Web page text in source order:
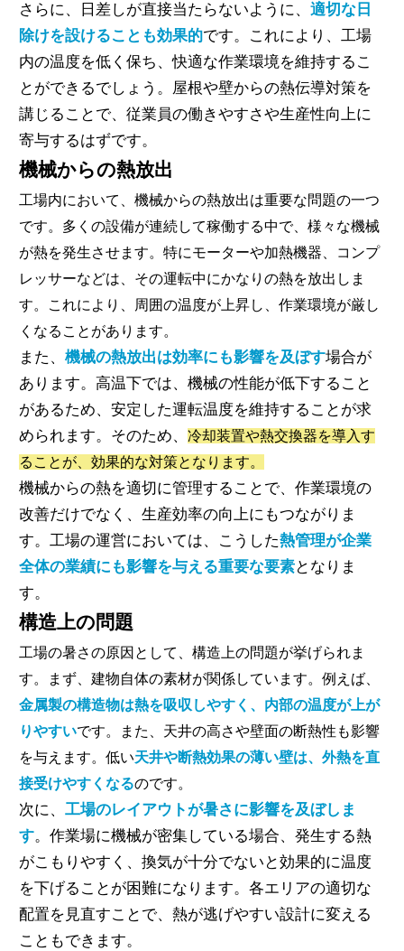
さらに、日差しが直接当たらないように、 適切な日
除けを設けることも効果的です。これにより、工場
内の温度を低く保ち、快適な作業環境を維持するこ
とができるでしょう。屋根や壁からの熱伝導対策を
講じることで、従業員の働きやすさや生産性向上に
寄与するはずです。
機械からの熱放出
工場内において、機械からの熱放出は重要な問題の一つ
です。多くの設備が連続して稼働する中で、様々な機械
が熱を発生させます。特にモーターや加熱機器、コンプ
レッサーなどは、その運転中にかなりの熱を放出しま
す。これにより、周囲の温度が上昇し、作業環境が厳し
くなることがあります。
また、 機械の熱放出は効率にも影響を及ぼす場合が
あります。高温下では、機械の性能が低下すること
があるため、安定した運転温度を維持することが求
められます。そのため、 冷却装置や熱交換器を導入す
ることが、効果的な対策となります。
機械からの熱を適切に管理することで、作業環境の
改善だけでなく、生産効率の向上にもつながりま
す。工場の運営においては、こうした熱管理が企業
全体の業績にも影響を与える重要な要素となりま
す。
構造上の問題
工場の暑さの原因として、構造上の問題が挙げられま
す。まず、建物自体の素材が関係しています。例えば、
金属製の構造物は熱を吸収しやすく、内部の温度が上が
りやすいです。また、天井の高さや壁面の断熱性も影響
を与えます。低い天井や断熱効果の薄い壁は、外熱を直
接受けやすくなるのです。
次に、 工場のレイアウトが暑さに影響を及ぼしま
す。作業場に機械が密集している場合、発生する熱
がこもりやすく、換気が十分でないと効果的に温度
を下げることが困難になります。各エリアの適切な
配置を見直すことで、熱が逃げやすい設計に変える
こともできます。